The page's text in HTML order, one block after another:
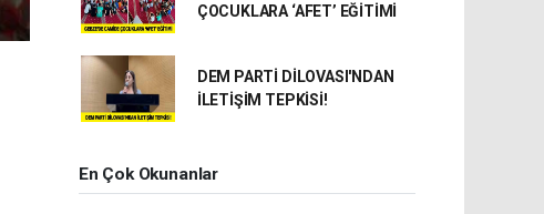
ÇOCUKLARA ‘AFET’ EĞİTİMİ
DEM PARTİ DİLOVASI'NDAN
İLETİŞİM TEPKİSİ!
En Çok Okunanlar